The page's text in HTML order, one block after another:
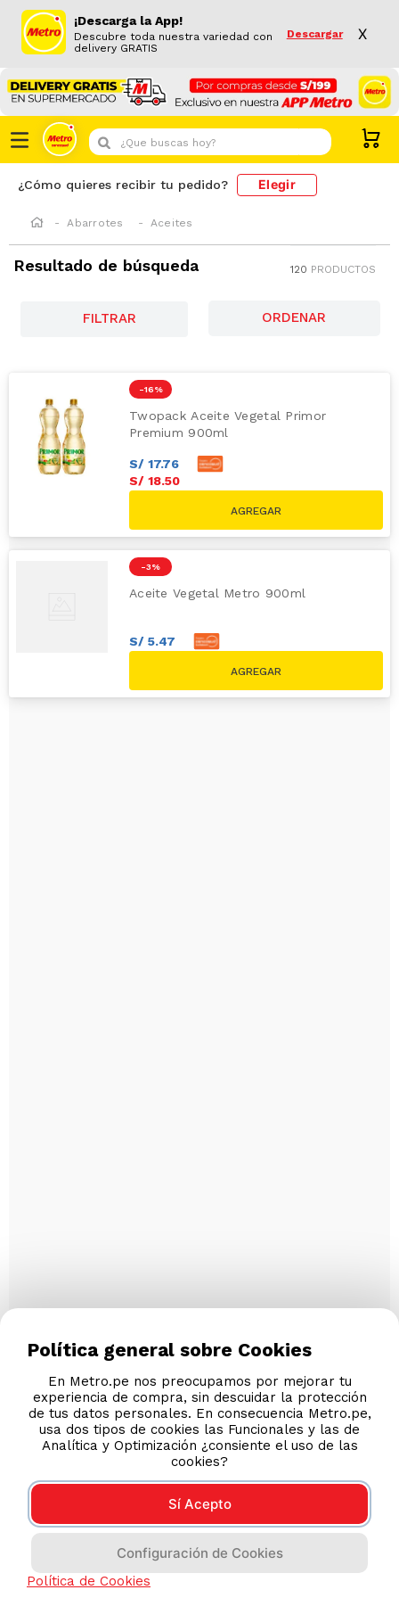
¡Descarga la App!
Descubre toda nuestra variedad con
delivery GRATIS
Descargar X
¿Que buscas hoy?
¿Cómo quieres recibir tu pedido? Elegir
Abarrotes Aceites
Resultado de búsqueda 120 PRODUCTOS
FILTRAR
-16 %
Twopack Aceite Vegetal Primor
Premium 900ml
S/ 17.76
S/ 18.50
-3 %
Aceite Vegetal Metro 900ml
S/ 5.47
S/
Política general sobre Cookies
En Metro.pe nos preocupamos por mejorar tu
experiencia de compra, sin descuidar la protección
de tus datos personales. En consecuencia Metro.pe,
usa dos tipos de cookies las Funcionales y las de
Analítica y Optimización ¿consiente el uso de las
cookies?
Sí Acepto
Configuración de Cookies
Política de Cookies